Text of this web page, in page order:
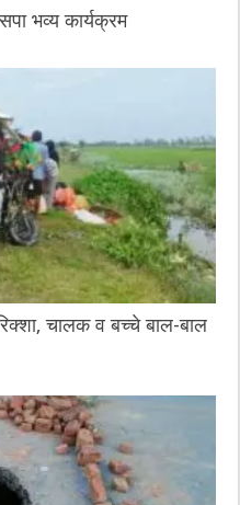
भव्य कार्यक्रम
चालक व बच्चे बाल-बाल